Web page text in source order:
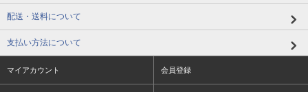
配送・送料について
支払い方法について
マイアカウント 会員登録